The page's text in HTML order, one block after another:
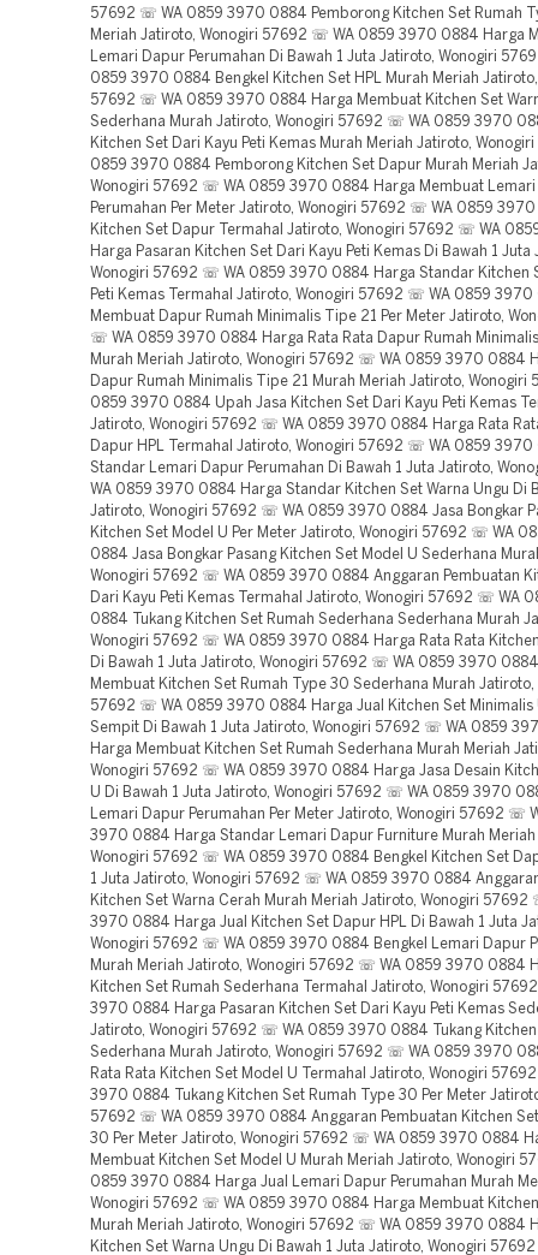
57692 ☏ WA 0859 3970 0884 Pemborong Kitchen Set Rumah
Meriah Jatiroto, Wonogiri 57692 ☏ WA 0859 3970 0884 Harga
Lemari Dapur Perumahan Di Bawah 1 Juta Jatiroto, Wonogiri
0859 3970 0884 Bengkel Kitchen Set HPL Murah Meriah
57692 ☏ WA 0859 3970 0884 Harga Membuat Kitchen Set
Sederhana Murah Jatiroto, Wonogiri 57692 ☏ WA 0859 3970
Kitchen Set Dari Kayu Peti Kemas Murah Meriah Jatiroto,
0859 3970 0884 Pemborong Kitchen Set Dapur Murah Meriah
Wonogiri 57692 ☏ WA 0859 3970 0884 Harga Membuat Lemari
Perumahan Per Meter Jatiroto, Wonogiri 57692 ☏ WA 0859
Kitchen Set Dapur Termahal Jatiroto, Wonogiri 57692 ☏ WA
Harga Pasaran Kitchen Set Dari Kayu Peti Kemas Di Bawah 1 Juta
Wonogiri 57692 ☏ WA 0859 3970 0884 Harga Standar Kitchen
Peti Kemas Termahal Jatiroto, Wonogiri 57692 ☏ WA 0859
Membuat Dapur Rumah Minimalis Tipe 21 Per Meter Jatiroto,
☏ WA 0859 3970 0884 Harga Rata Rata Dapur Rumah
Murah Meriah Jatiroto, Wonogiri 57692 ☏ WA 0859 3970 0884
Dapur Rumah Minimalis Tipe 21 Murah Meriah Jatiroto,
0859 3970 0884 Upah Jasa Kitchen Set Dari Kayu Peti Kemas
Jatiroto, Wonogiri 57692 ☏ WA 0859 3970 0884 Harga Rata
Dapur HPL Termahal Jatiroto, Wonogiri 57692 ☏ WA 0859
Standar Lemari Dapur Perumahan Di Bawah 1 Juta Jatiroto,
WA 0859 3970 0884 Harga Standar Kitchen Set Warna Ungu Di
Jatiroto, Wonogiri 57692 ☏ WA 0859 3970 0884 Jasa Bongkar
Kitchen Set Model U Per Meter Jatiroto, Wonogiri 57692 ☏ WA
0884 Jasa Bongkar Pasang Kitchen Set Model U Sederhana
Wonogiri 57692 ☏ WA 0859 3970 0884 Anggaran Pembuatan
Dari Kayu Peti Kemas Termahal Jatiroto, Wonogiri 57692 ☏ WA
0884 Tukang Kitchen Set Rumah Sederhana Sederhana Murah
Wonogiri 57692 ☏ WA 0859 3970 0884 Harga Rata Rata
Di Bawah 1 Juta Jatiroto, Wonogiri 57692 ☏ WA 0859 3970
Membuat Kitchen Set Rumah Type 30 Sederhana Murah Jatiroto,
57692 ☏ WA 0859 3970 0884 Harga Jual Kitchen Set Minimalis
Sempit Di Bawah 1 Juta Jatiroto, Wonogiri 57692 ☏ WA 0859
Harga Membuat Kitchen Set Rumah Sederhana Murah Meriah
Wonogiri 57692 ☏ WA 0859 3970 0884 Harga Jasa Desain
U Di Bawah 1 Juta Jatiroto, Wonogiri 57692 ☏ WA 0859 3970
Lemari Dapur Perumahan Per Meter Jatiroto, Wonogiri 57692 ☏
3970 0884 Harga Standar Lemari Dapur Furniture Murah Meriah
Wonogiri 57692 ☏ WA 0859 3970 0884 Bengkel Kitchen Set
1 Juta Jatiroto, Wonogiri 57692 ☏ WA 0859 3970 0884
Kitchen Set Warna Cerah Murah Meriah Jatiroto, Wonogiri
3970 0884 Harga Jual Kitchen Set Dapur HPL Di Bawah 1 Juta
Wonogiri 57692 ☏ WA 0859 3970 0884 Bengkel Lemari Dapur
Murah Meriah Jatiroto, Wonogiri 57692 ☏ WA 0859 3970 0884
Kitchen Set Rumah Sederhana Termahal Jatiroto, Wonogiri
3970 0884 Harga Pasaran Kitchen Set Dari Kayu Peti Kemas
Jatiroto, Wonogiri 57692 ☏ WA 0859 3970 0884 Tukang Kitchen
Sederhana Murah Jatiroto, Wonogiri 57692 ☏ WA 0859 3970
Rata Rata Kitchen Set Model U Termahal Jatiroto, Wonogiri
3970 0884 Tukang Kitchen Set Rumah Type 30 Per Meter
57692 ☏ WA 0859 3970 0884 Anggaran Pembuatan Kitchen
30 Per Meter Jatiroto, Wonogiri 57692 ☏ WA 0859 3970 0884
Membuat Kitchen Set Model U Murah Meriah Jatiroto, Wonogiri
0859 3970 0884 Harga Jual Lemari Dapur Perumahan Murah
Wonogiri 57692 ☏ WA 0859 3970 0884 Harga Membuat
Murah Meriah Jatiroto, Wonogiri 57692 ☏ WA 0859 3970 0884
Kitchen Set Warna Ungu Di Bawah 1 Juta Jatiroto, Wonogiri